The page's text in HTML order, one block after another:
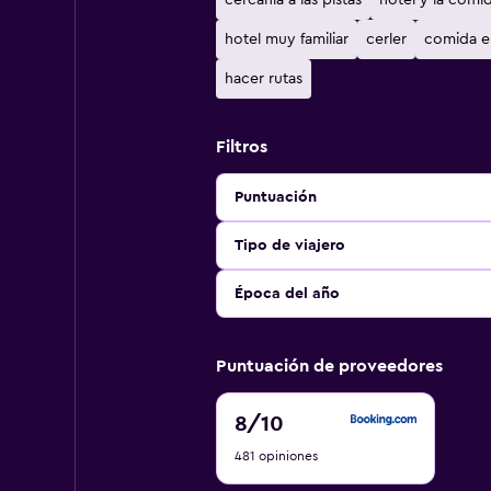
hotel muy familiar cerler comida
hacer rutas
Filtros
Puntuación
Tipo de viajero
Época del año
Puntuación de proveedores
8/10
8
10
481 opiniones